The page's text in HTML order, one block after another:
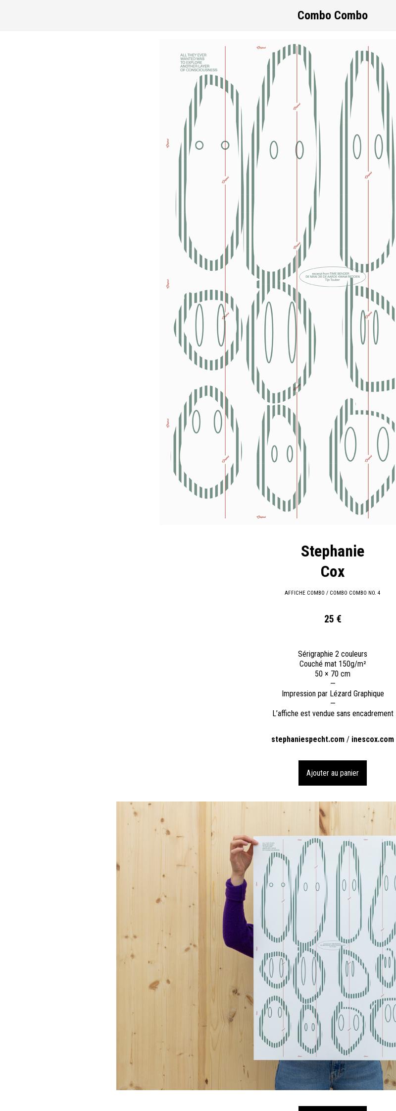
Combo Combo
Stephanie
Cox
AFFICHE COMBO / COMBO COMBO NO. 4
25 €
Sérigraphie 2 couleurs
Couché mat 150g/m²
50 × 70 cm
—
Impression par Lézard Graphique
—
L’affiche est vendue sans encadrement
stephaniespecht.com / inescox.com